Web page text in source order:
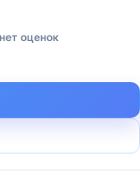
оценок